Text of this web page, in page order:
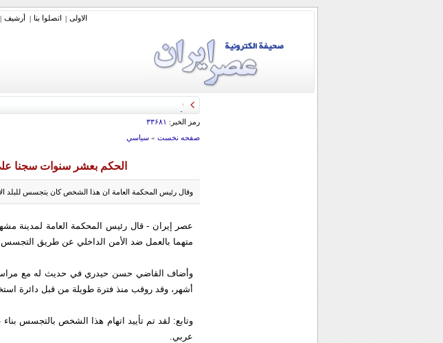
الاولی | اتصلوا بنا | أرشیف |
قائد الحرس الثوري: إيران ستدمر أمريكا وإسرائيل
رمز الخبر: ۳۳۶۸۱
صفحه نخست» سياسي
الحكم بعشر سنوات سجنا
وقال رئيس المحكمة العامة ان هذا الشخص كان يتجسس للبلد
متهما بالعمل ضد الأمن الداخلي عن طريق التجسس
وأضاف القاضي حسن حيدري في حديث له مع مراسل
أشهر، وقد روقب منذ فترة طويلة من قبل دائرة
وتابع: لقد تم تأييد اتهام هذا الشخص بالتجسس
عربي.